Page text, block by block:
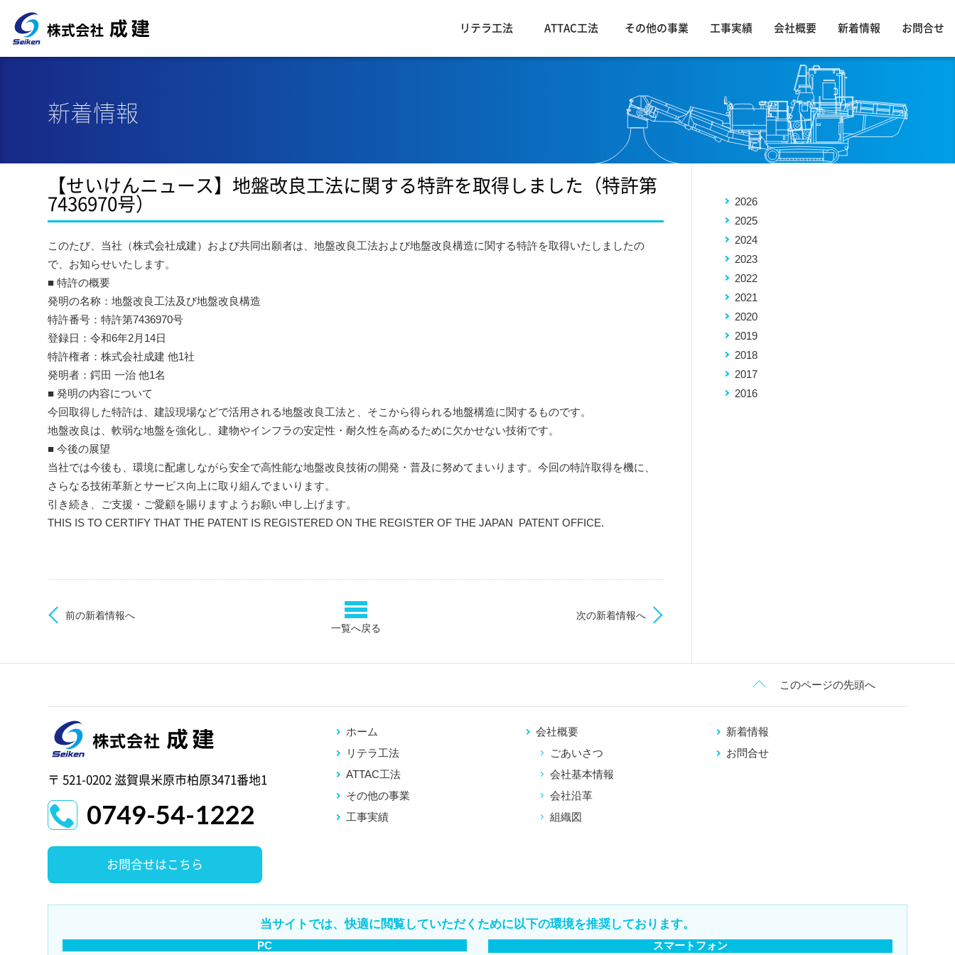
リテラ工法 ATTAC工法 その他の事業 工事実績 会社概要 新着情報 お問合せ
新着情報
【せいけんニュース】地盤改良工法に関する特許を取得しました（特許第
7436970号）
このたび、当社（株式会社成建）および共同出願者は、地盤改良工法および地盤改良構造に関する特許を取得いたしましたの
で、お知らせいたします。
■ 特許の概要
発明の名称：地盤改良工法及び地盤改良構造
特許番号：特許第7436970号
登録日：令和6年2月14日
特許権者：株式会社成建 他1社
発明者：鍔田 一治 他1名
■ 発明の内容について
今回取得した特許は、建設現場などで活用される地盤改良工法と、そこから得られる地盤構造に関するものです。
地盤改良は、軟弱な地盤を強化し、建物やインフラの安定性・耐久性を高めるために欠かせない技術です。
■ 今後の展望
当社では今後も、環境に配慮しながら安全で高性能な地盤改良技術の開発・普及に努めてまいります。今回の特許取得を機に、
さらなる技術革新とサービス向上に取り組んでまいります。
引き続き、ご支援・ご愛顧を賜りますようお願い申し上げます。
THIS IS TO CERTIFY THAT THE PATENT IS REGISTERED ON THE REGISTER OF THE JAPAN PATENT OFFICE.
前の新着情報へ
次の新着情報へ
一覧へ戻る
2026
2025
2024
2023
2022
2021
2020
2019
2018
2017
2016
このページの先頭へ
〒 521-0202 滋賀県米原市柏原3471番地1
0749-54-1222
お問合せはこちら
ホーム
リテラ工法
ATTAC工法
その他の事業
工事実績
会社概要
ごあいさつ
会社基本情報
会社沿革
組織図
新着情報
お問合せ
当サイトでは、快適に閲覧していただくために以下の環境を推奨しております。
PC スマートフォン